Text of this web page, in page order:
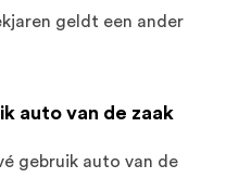
geldt een ander
auto van de zaak
gebruik auto van de